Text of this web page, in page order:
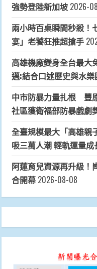
強勢登陸新加坡 2026-
兩小時百桌瞬間秒殺！
宴」老饕狂推超搶手
高雄機廠變身全台最大
邁:結合口述歷史與水樂
中市防暴力量扎根 豐
社區獲衛福部防暴戲劇
全臺規模最大「高雄親
吸三萬人潮 輕軌運量成
阿蓮育兒資源再升級！
合開幕 2026-08-08